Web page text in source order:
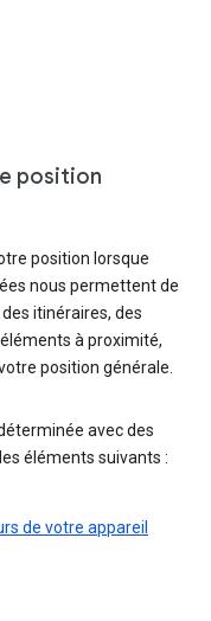
position
position lorsque
nous permettent de
itinéraires, des
à proximité,
position générale.
avec des
éléments suivants :
de votre appareil